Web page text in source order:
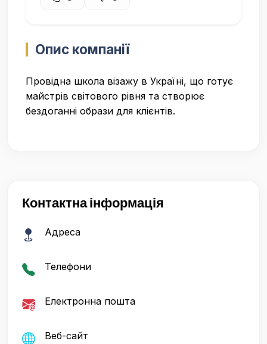
Опис компанії
Провідна школа візажу в Україні, що готує
майстрів світового рівня та створює
бездоганні образи для клієнтів.
Контактна інформація
Адреса
Телефони
Електронна пошта
Веб-сайт